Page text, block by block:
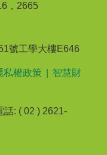
，2665
號工學大樓E646
私權政策
智慧財
: ( 02 ) 2621-